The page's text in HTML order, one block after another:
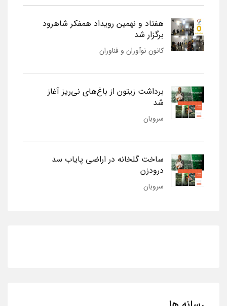
هفتاد و نهمین رویداد همفکر شاهرود
برگزار شد
کانون نوآوران و فناوران
برداشت زیتون از باغ‌های نی‌ریز آغاز
شد
سروبان
ساخت گلخانه در اراضی پایاب سد
درودزن
سروبان